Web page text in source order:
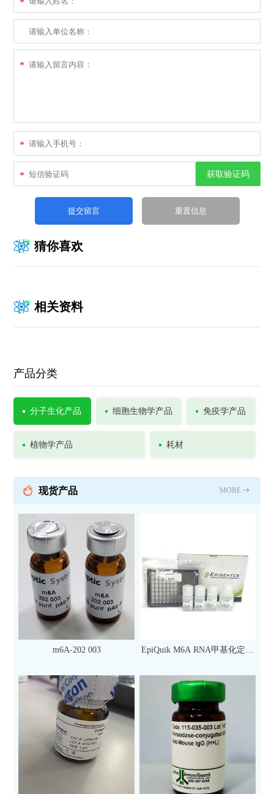
*
*
*
* 获取验证码
猜你喜欢
相关资料
产品分类
分子生化产品 细胞生物学产品 免疫学产品
植物学产品 耗材
现货产品 MORE
m6A-202 003
EpiQuik M6A RNA甲基化定量
次）